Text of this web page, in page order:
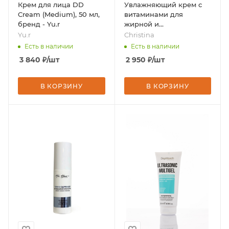
Крем для лица DD
Cream (Medium), 50 мл,
бренд - Yu.r
Yu.r
Есть в наличии
3 840 ₽/шт
В КОРЗИНУ
Увлажняющий крем с
витаминами для
жирной и
комбинированной
кожи, 60 мл, бренд -
Christina
Есть в наличии
2 950 ₽/шт
В КОРЗИНУ